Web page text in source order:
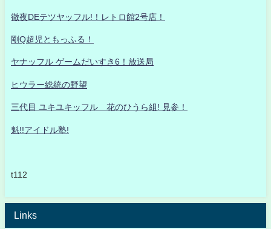
徹夜DEテツヤッフル!！レトロ館2号店！
剛Q超児ともっふる！
ヤナッフル ゲームだいすき6！放送局
ヒウラー総統の野望
三代目 ユキユキッフル 花のひうら組! 見参！
魁!!アイドル塾!
t112
Links